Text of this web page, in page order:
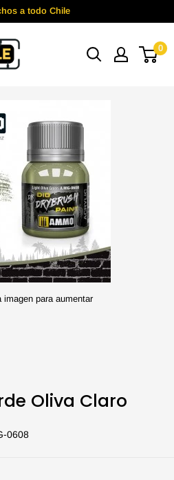
a todo Chile
0
imagen para aumentar
Oliva Claro
0608